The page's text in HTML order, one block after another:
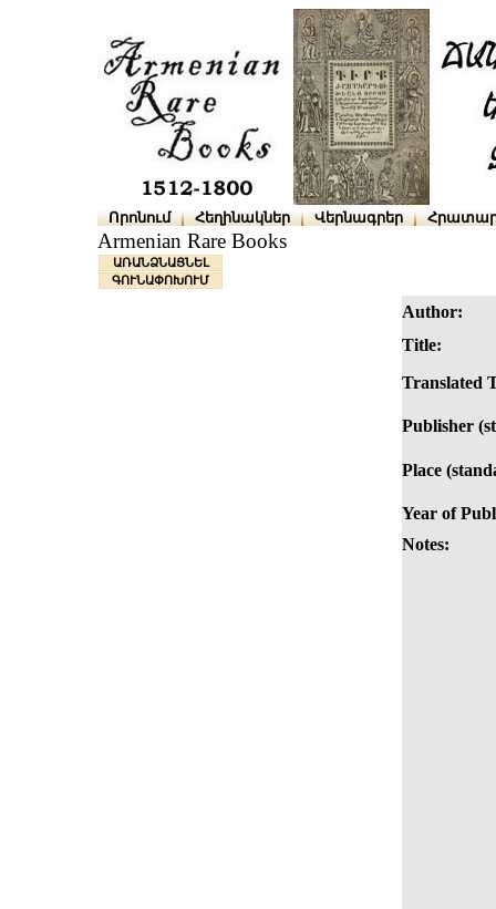
Որոնում Հեղինակներ Վերնագրեր
Armenian Rare Books
ԱՌԱՆՁՆԱՑՆԵԼ
ԳՈՒՆԱՓՈԽՈՒՄ
Author:
Title:
Translated
Publisher
Place
Year of
Notes: